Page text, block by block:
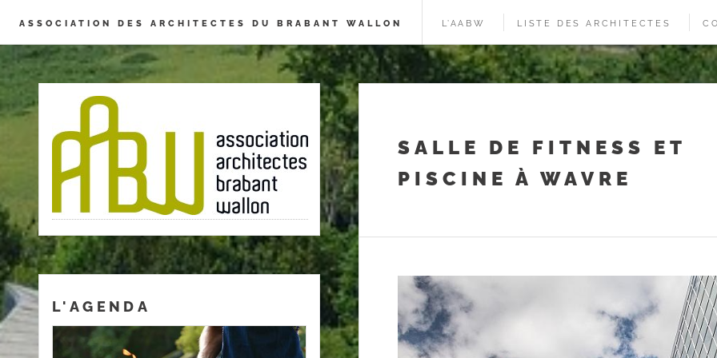
ASSOCIATION DES ARCHITECTES DU BRABANT WALLON L’AABW LISTE DES ARCHITECTES
SALLE DE FITNESS ET
PISCINE À WAVRE
L'AGENDA